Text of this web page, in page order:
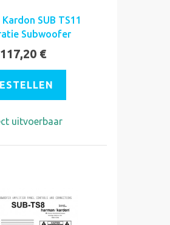
SUB TS11
Subwoofer
117,20 €
uitvoerbaar